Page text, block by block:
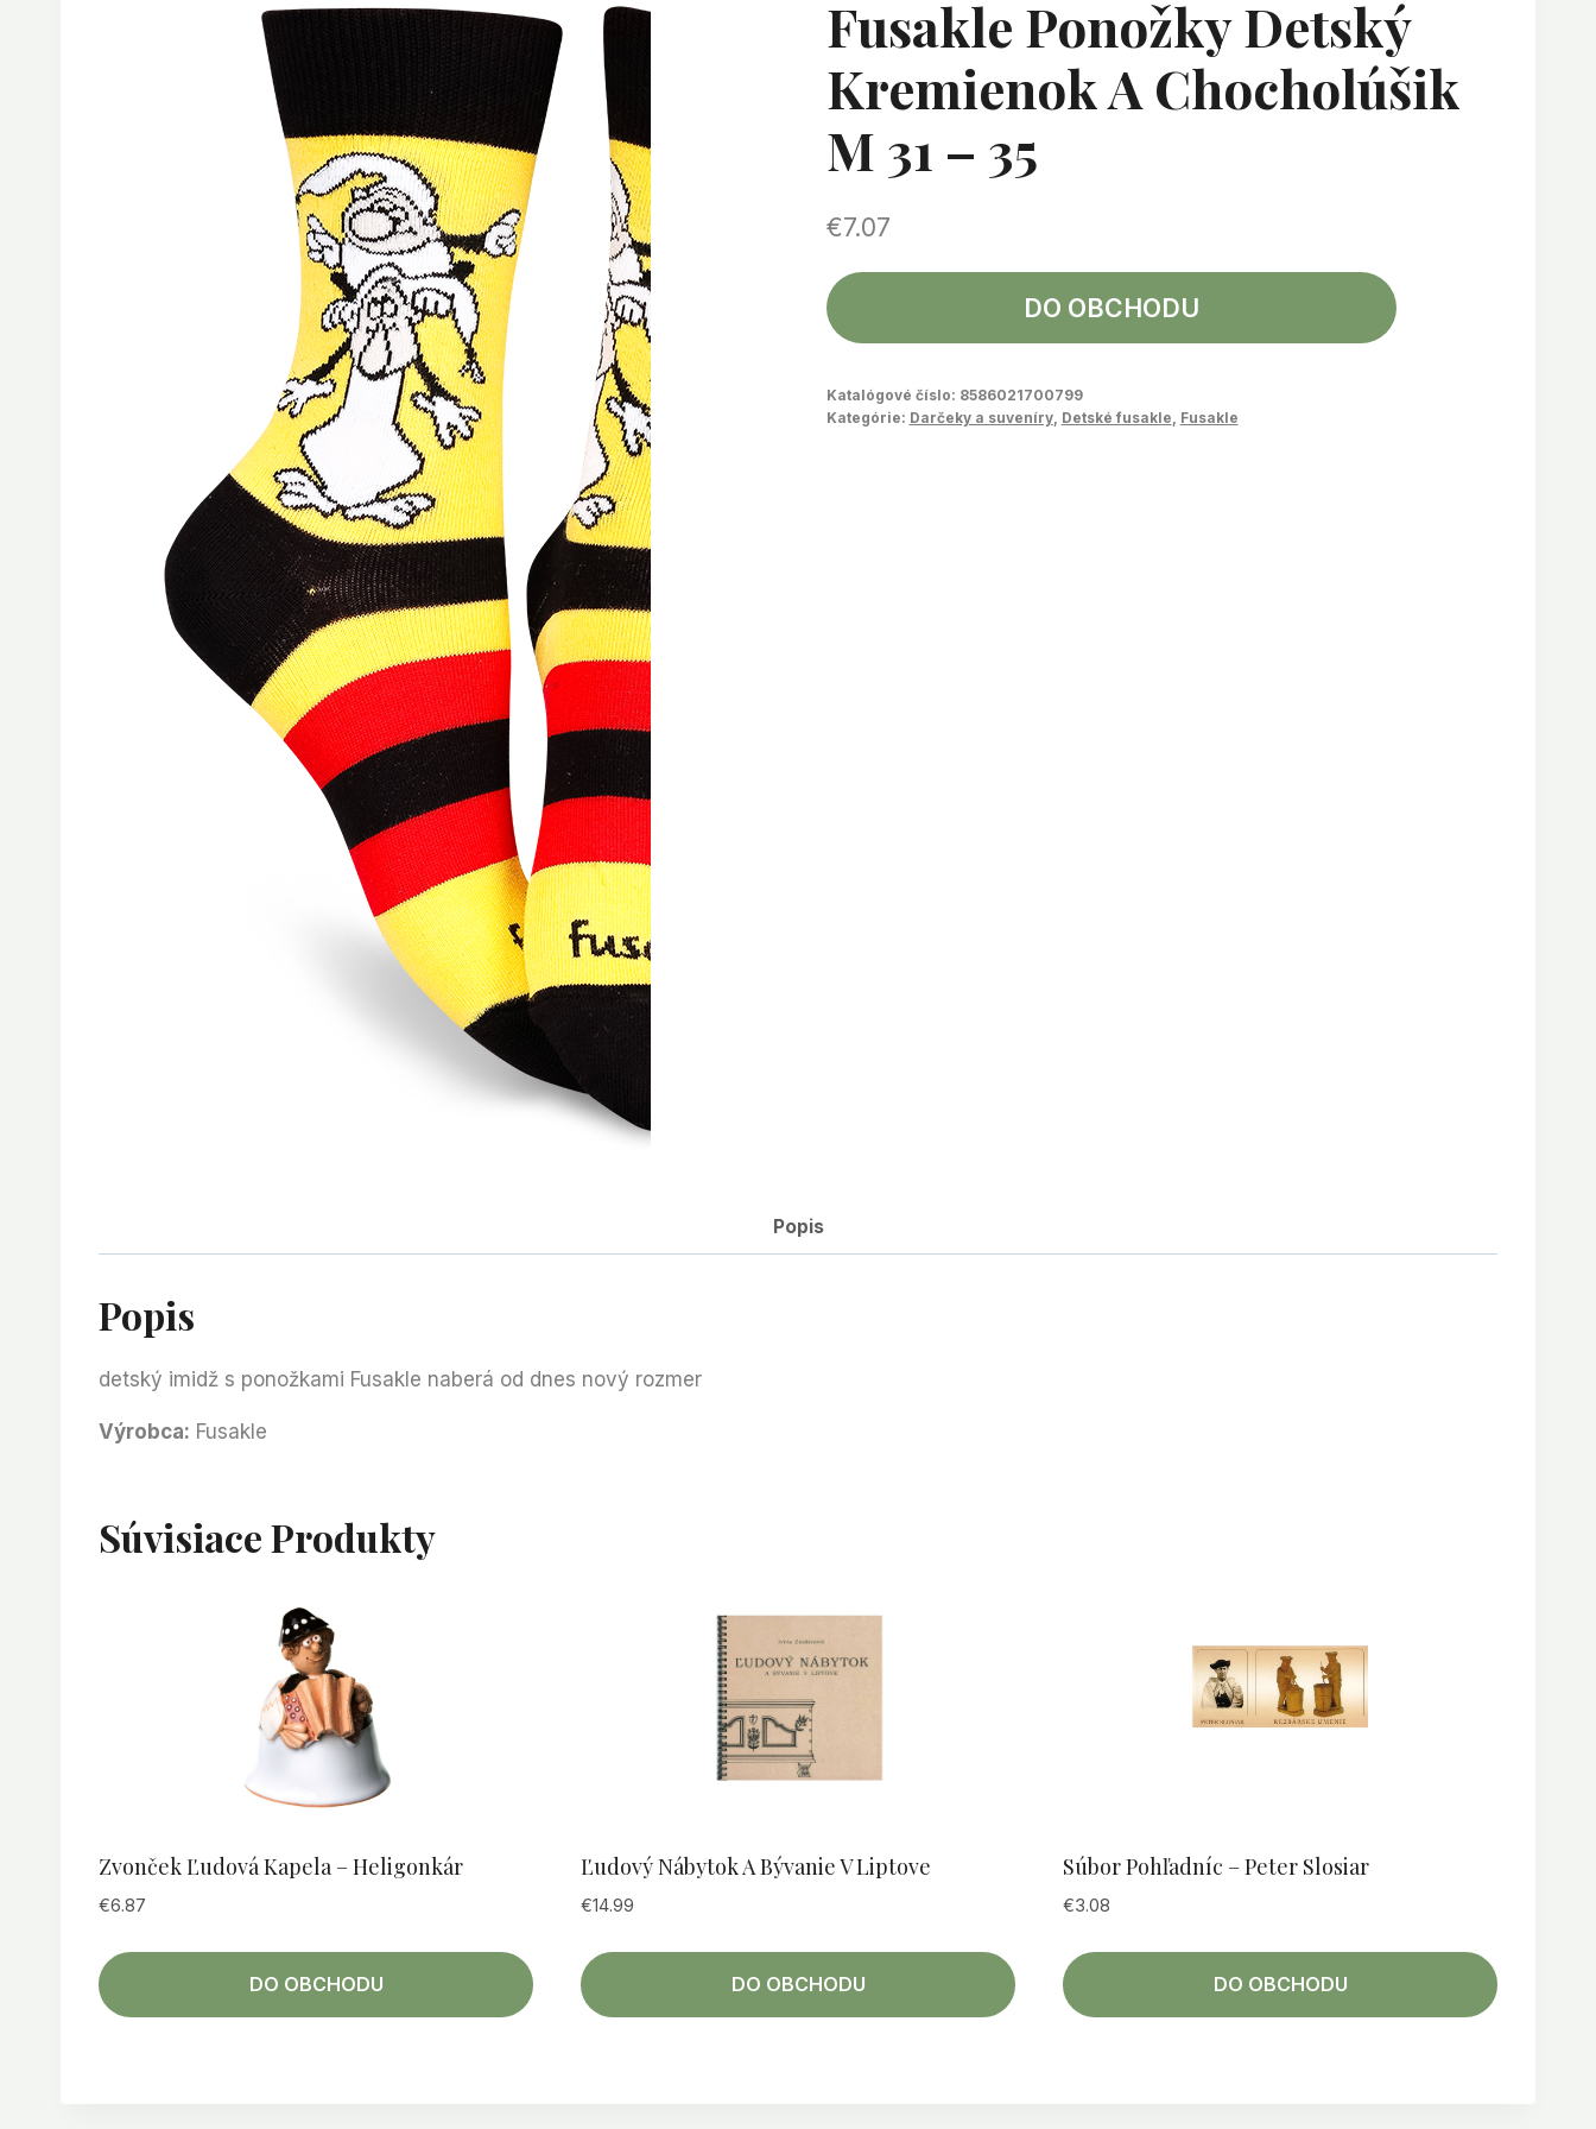
Fusakle Ponožky Detský
Kremienok A Chocholúšik
M 31 – 35
€7.07
DO OBCHODU
Katalógové číslo: 8586021700799
Kategórie: Darčeky a suveníry, Detské fusakle Fusakle
Popis
Popis
detský imidž s ponožkami Fusakle naberá od dnes nový rozmer
Výrobca: Fusakle
Súvisiace Produkty
Zvonček Ľudová Kapela – Heligonkár
€6.87
DO OBCHODU
Ľudový Nábytok A Bývanie V Liptove
€14.99
DO OBCHODU
Súbor Pohľadníc – Peter Slosiar
€3.08
DO OBCHODU